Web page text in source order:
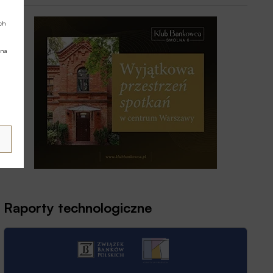
Raporty technologiczne